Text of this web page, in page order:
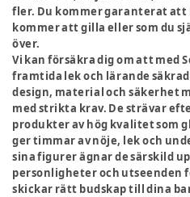
fler. Du kommer garanterat
kommer att gilla eller som du
över.
Vi kan försäkra dig om att med
framtida lek och lärande
design, material och säkerhet
med strikta krav. De strävar
produkter av hög kvalitet som
ger timmar av nöje, lek och
sina figurer ägnar de särskild
personligheter och utseenden
skickar rätt budskap till dina